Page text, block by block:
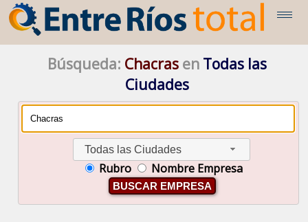
Búsqueda: Chacras en Todas las
Ciudades
Todas las Ciudades
Rubro Nombre Empresa
BUSCAR EMPRESA